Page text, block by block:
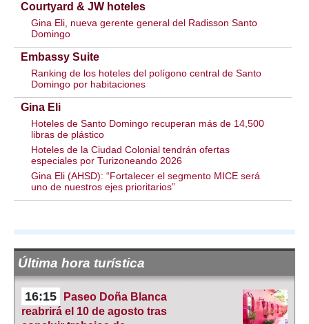
Courtyard & JW hoteles
Gina Eli, nueva gerente general del Radisson Santo
Domingo
Embassy Suite
Ranking de los hoteles del polígono central de Santo
Domingo por habitaciones
Gina Eli
Hoteles de Santo Domingo recuperan más de 14,500
libras de plástico
Hoteles de la Ciudad Colonial tendrán ofertas
especiales por Turizoneando 2026
Gina Eli (AHSD): “Fortalecer el segmento MICE será
uno de nuestros ejes prioritarios”
Última hora turística
16:15
Paseo Doña Blanca
reabrirá el 10 de agosto tras